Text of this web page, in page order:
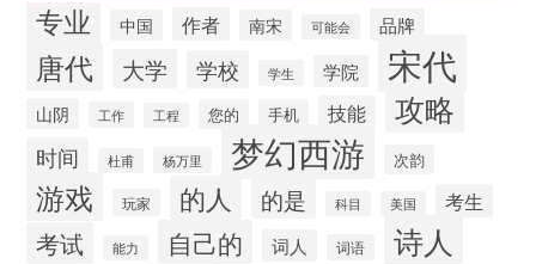
专业 中国 作者 南宋 可能会 品牌
唐代 大学 学校 学生 学院 宋代
山阴 工作 工程 您的 手机 技能 攻略
时间 杜甫 杨万里 梦幻西游 次韵
游戏 玩家 的人 的是 科目 美国 考生
考试 能力 自己的 词人 词语 诗人